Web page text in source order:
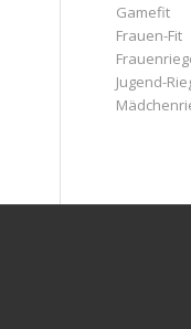
Gamefit
Frauen-Fit
Jugend-